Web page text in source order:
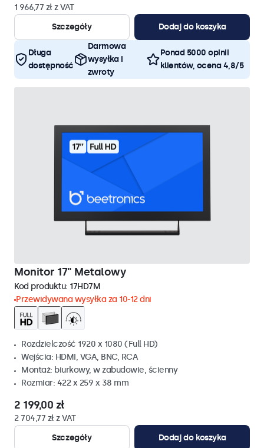
1 966,77 zł z VAT
Szczegóły
Dodaj do koszyka
Długa
dostępność
Darmowa
wysyłka i
zwroty
Ponad 5000 opinii
klientów, ocena 4,8/5
Monitor 17" Metalowy
Kod produktu: 17HD7M
Przewidywana wysyłka za 10-12 dni
Rozdzielczość 1920 x 1080 (Full HD)
Wejścia: HDMI, VGA, BNC, RCA
Montaż: biurkowy, w zabudowie, ścienny
Rozmiar: 422 x 259 x 38 mm
2 199,00 zł
2 704,77 zł z VAT
Szczegóły
Dodaj do koszyka